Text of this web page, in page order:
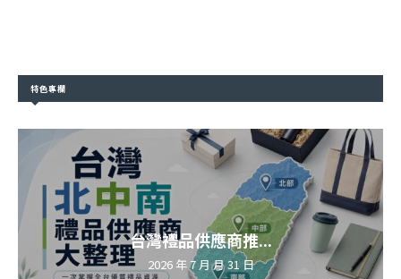
特色專欄
台灣禮品供應商推...
2026 年 7 月 月 31 日